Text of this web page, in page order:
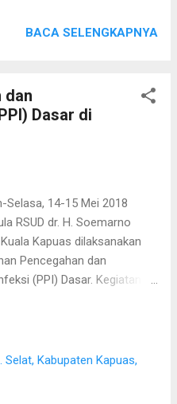
Surat Keterangan
Pemilu 2019.
BACA SELENGKAPNYA
dan
Dasar di
Selasa, 14-15 Mei 2018
RSUD dr. H. Soemarno
Kapuas dilaksanakan
Pencegahan dan
(PPI) Dasar. Kegiatan ini
Adapun narasumber
para Infection
Nurse (IPCN) dan
Foto-foto kiriman M.
Selat, Kabupaten Kapuas,